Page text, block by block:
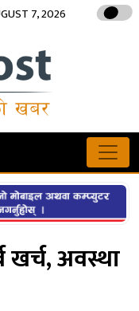
7, 2026
खर्च, अवस्था